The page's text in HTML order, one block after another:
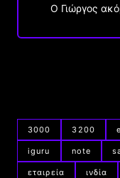
Ο Γιώργος
3000 3200
iguru note
εταιρεία ινδία